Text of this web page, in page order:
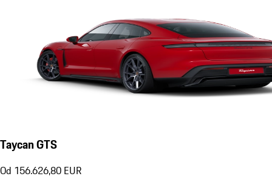
Taycan GTS
Od 156.626,80 EUR